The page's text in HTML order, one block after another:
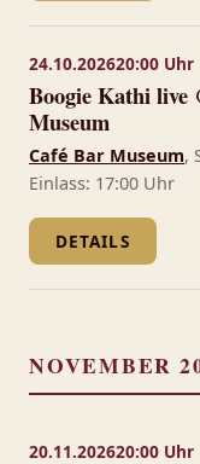
24.10.202620:00 Uhr
Boogie Kathi live
Museum
Café Bar Museum,
Einlass: 17:00 Uhr
DETAILS
NOVEMBER
20.11.202620:00 Uhr